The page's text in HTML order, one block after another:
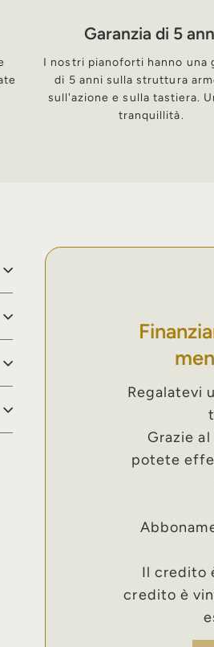
Garanzia di 5
I nostri pianoforti hanno una
di 5 anni sulla struttura
sull'azione e sulla tastiera.
tranquillità.
Regalatevi
Grazie
potete
Il credito
credito è